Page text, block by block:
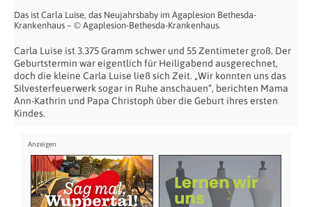
Das ist Carla Luise, das Neujahrsbaby im Agaplesion Bethesda-
Krankenhaus – © Agaplesion-Bethesda-Krankenhaus.
Carla Luise ist 3.375 Gramm schwer und 55 Zentimeter groß. Der
Geburtstermin war eigentlich für Heiligabend ausgerechnet,
doch die kleine Carla Luise ließ sich Zeit. „Wir konnten uns das
Silvesterfeuerwerk sogar in Ruhe anschauen“, berichten Mama
Ann-Kathrin und Papa Christoph über die Geburt ihres ersten
Kindes.